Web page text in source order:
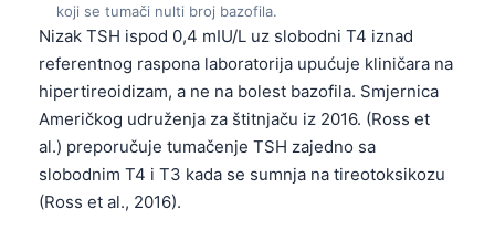
koji se tumači nulti broj bazofila.
Nizak TSH ispod 0,4 mIU/L uz slobodni T4 iznad
referentnog raspona laboratorija upućuje kliničara na
hipertireoidizam, a ne na bolest bazofila. Smjernica
Američkog udruženja za štitnjaču iz 2016. (Ross et
al.) preporučuje tumačenje TSH zajedno sa
slobodnim T4 i T3 kada se sumnja na tireotoksikozu
(Ross et al., 2016).
Română
简体中文
فارسی
Български
Dansk
Nederlands